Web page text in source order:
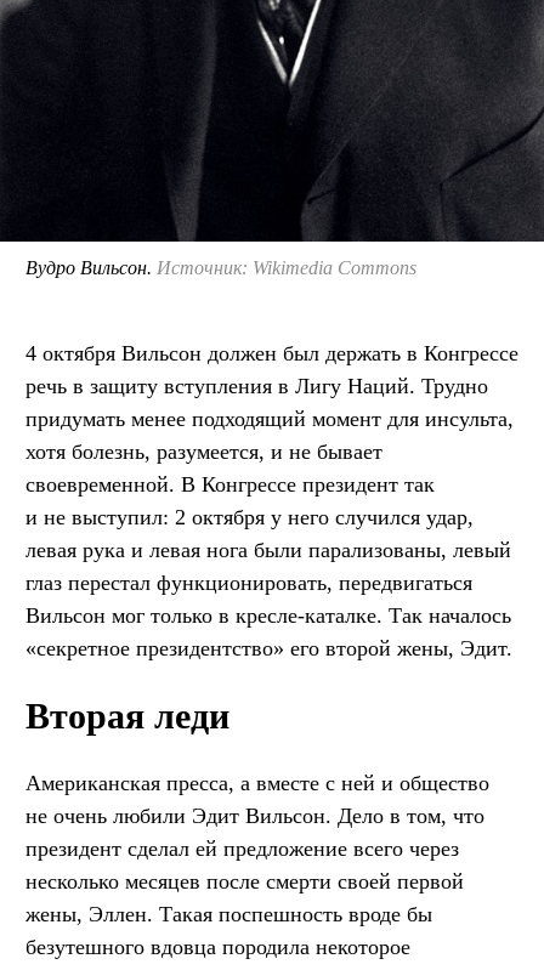
Вудро Вильсон. Источник: Wikimedia Commons
4 октября Вильсон должен был держать в Конгрессе
речь в защиту вступления в Лигу Наций. Трудно
придумать менее подходящий момент для инсульта,
хотя болезнь, разумеется, и не бывает
своевременной. В Конгрессе президент так
и не выступил: 2 октября у него случился удар,
левая рука и левая нога были парализованы, левый
глаз перестал функционировать, передвигаться
Вильсон мог только в кресле-каталке. Так началось
«секретное президентство» его второй жены, Эдит.
Вторая леди
Американская пресса, а вместе с ней и общество
не очень любили Эдит Вильсон. Дело в том, что
президент сделал ей предложение всего через
несколько месяцев после смерти своей первой
жены, Эллен. Такая поспешность вроде бы
безутешного вдовца породила некоторое